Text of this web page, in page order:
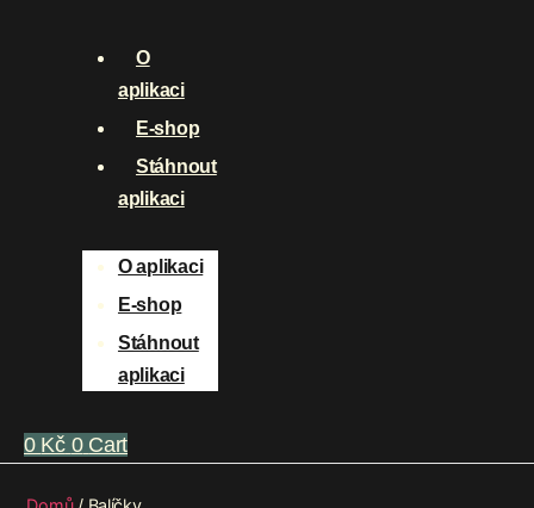
O
aplikaci
E-shop
Stáhnout
aplikaci
O aplikaci
E-shop
Stáhnout
aplikaci
0 Kč 0 Cart